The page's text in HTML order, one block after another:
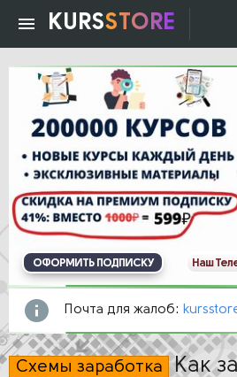
KURSSTORE
ОФОРМИТЬ ПОДПИСКУ Наш
Почта для жалоб:
Схемы заработка Как